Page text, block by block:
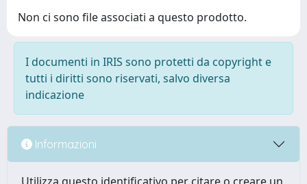
Non ci sono file associati a questo prodotto.
I documenti in IRIS sono protetti da copyright e
tutti i diritti sono riservati, salvo diversa
indicazione
Informazioni